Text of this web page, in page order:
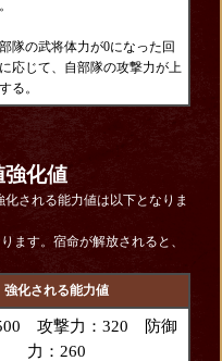
隊の武将体力が0になった回
応じて、自部隊の攻撃力が上
る。
強化値
される能力値は以下となりま
ます。宿命が解放されると、
強化される能力値
攻撃力：320 防御
力：260